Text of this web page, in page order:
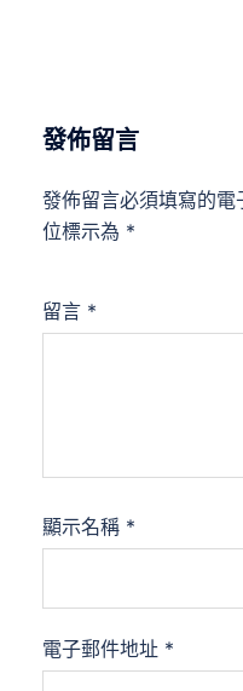
發佈留言
發佈留言必須填寫的電
位標示為 *
留言 *
顯示名稱 *
電子郵件地址 *